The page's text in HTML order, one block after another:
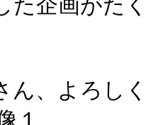
た企画がた
ん、よろし